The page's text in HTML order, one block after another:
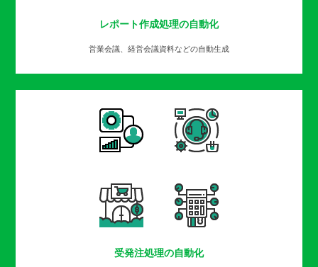
レポート作成処理の自動化
営業会議、経営会議資料などの自動生成
受発注処理の自動化